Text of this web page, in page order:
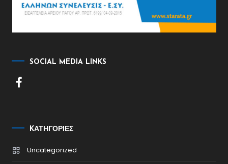
SOCIAL MEDIA LINKS
KΑΤΗΓΟΡΊΕΣ
Uncategorized